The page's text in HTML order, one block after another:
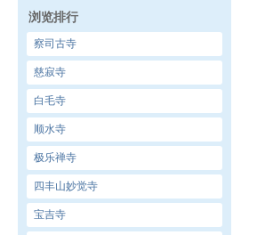
浏览排行
察司古寺
慈寂寺
白毛寺
顺水寺
极乐禅寺
四丰山妙觉寺
宝吉寺